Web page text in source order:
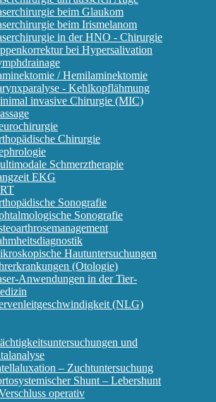
beim Glaukom
beim Irismelanom
in der HNO - Chirurgie
bei Hypersalivation
/ Hemilaminektomie
- Kehlkopflähmung
invasive Chirurgie (MIC)
Chirurgie
Schmerztherapie
EKG
Sonografie
Sonografie
Hautuntersuchungen
(Otologie)
Anwendungen in der Tier-
(NLG)
und
– Zuchtuntersuchung
Shunt – Lebershunt
operativ